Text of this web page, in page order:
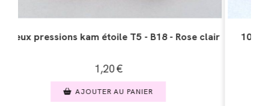
kam étoile T5 - B33 - Rose
AU PANIER
10 Jeux pressions kam